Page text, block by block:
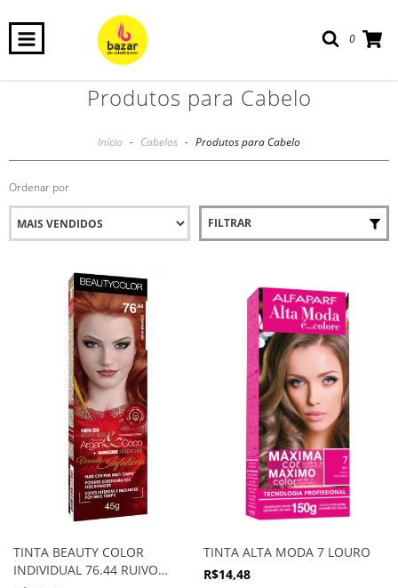
0
Produtos para Cabelo
Início - Cabelos - Produtos para Cabelo
Ordenar por
FILTRAR
TINTA BEAUTY COLOR
INDIVIDUAL 76.44 RUIVO
TINTA ALTA MODA 7 LOURO
R$14,48